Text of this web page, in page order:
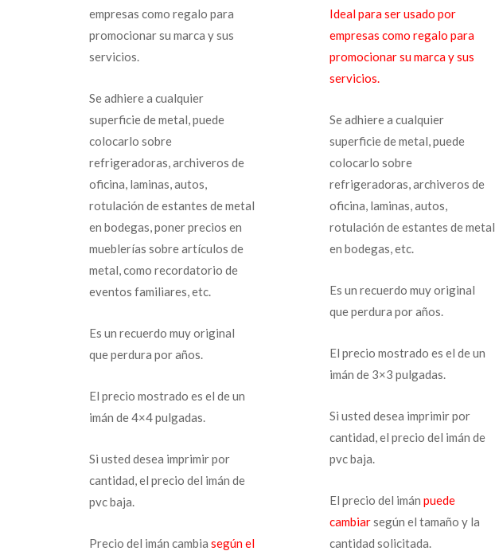
empresas como regalo para
promocionar su marca y sus
servicios.
Se adhiere a cualquier
superficie de metal, puede
colocarlo sobre
refrigeradoras, archiveros de
oficina, laminas, autos,
rotulación de estantes de metal
en bodegas, poner precios en
mueblerías sobre artículos de
metal, como recordatorio de
eventos familiares, etc.
Es un recuerdo muy original
que perdura por años.
El precio mostrado es el de un
imán de 4×4 pulgadas.
Si usted desea imprimir por
cantidad, el precio del imán de
pvc baja.
Precio del imán cambia según el
Ideal para ser usado por
empresas como regalo para
promocionar su marca y sus
servicios.
Se adhiere a cualquier
superficie de metal, puede
colocarlo sobre
refrigeradoras, archiveros de
oficina, laminas, autos,
rotulación de estantes de metal
en bodegas, etc.
Es un recuerdo muy original
que perdura por años.
El precio mostrado es el de un
imán de 3×3 pulgadas.
Si usted desea imprimir por
cantidad, el precio del imán de
pvc baja.
El precio del imán puede
cambiarsegún el tamaño y la
cantidad solicitada.